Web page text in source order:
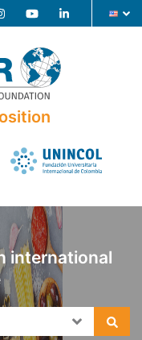
international